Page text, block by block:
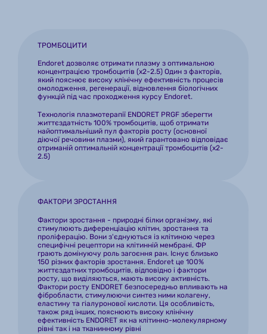
ТРОМБОЦИТИ
Endoret дозволяє отримати плазму з оптимальною
концентрацією тромбоцитів (x2-2.5) Один з факторів,
який пояснює високу клінічну ефективність процесів
омолодження, регенерації, відновлення біологічних
функцій під час проходження курсу Endoret.
Технологія плазмотерапії ENDORET PRGF зберегти
життєздатність 100% тромбоцитів, щоб отримати
найоптимальніший пул факторів росту (основної
діючої речовини плазми), який гарантовано відповідає
отриманій оптимальній концентрації тромбоцитів (x2-
2.5)
ФАКТОРИ ЗРОСТАННЯ
Фактори зростання - природні білки організму, які
стимулюють диференціацію клітин, зростання та
проліферацію. Вони з'єднуються із клітиною через
специфічні рецептори на клітинній мембрані. ФР
грають домінуючу роль загоєння ран. Існує близько
150 різних факторів зростання. Endoret це 100%
життєздатних тромбоцитів, відповідно і фактори
росту, що виділяються, мають високу активність.
Фактори росту ENDORET безпосередньо впливають на
фібробласти, стимулюючи синтез ними колагену,
еластину та гіалуронової кислоти. Ця особливість,
також ряд інших, пояснюють високу клінічну
ефективність ENDORET як на клітинно-молекулярному
рівні так і на тканинному рівні